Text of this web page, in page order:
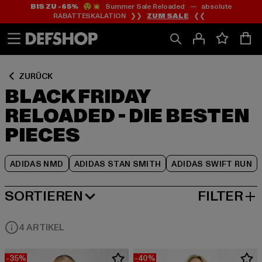
Zum
Inhalt
springen
Zum
Fußzeile
springen
BIS ZU -65%😲💥 Summer Sale Reloaded — absolute
RABATTESKALATION ❯❯ ZUM SALE ❮❮
ZURÜCK
BLACK FRIDAY
RELOADED - DIE BESTEN
PIECES
ADIDAS NMD ADIDAS STAN SMITH ADIDAS SWIFT RUN
Zum
Produktraster
springen
SORTIEREN
BELIEBTESTE FILTER
4 ARTIKEL
-35% -40%